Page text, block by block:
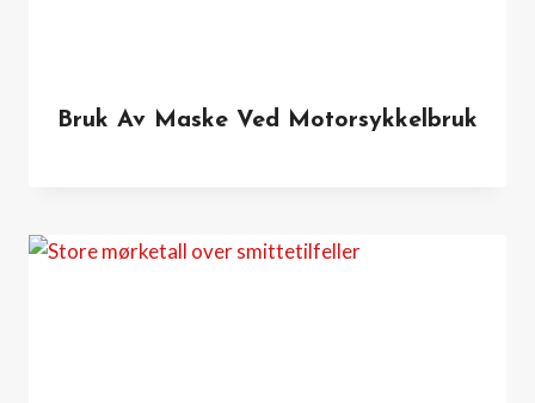
Bruk Av Maske Ved Motorsykkelbruk